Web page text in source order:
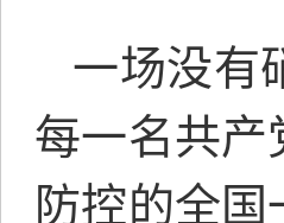
一场没有
每一名共产
防控的全